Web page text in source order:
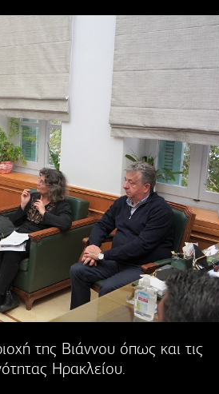
της Βιάννου όπως και τις
Ηρακλείου.